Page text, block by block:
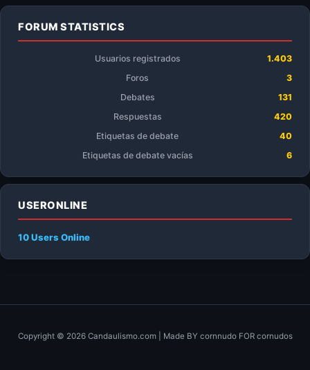
FORUM STATISTICS
Usuarios registrados
1.403
Foros
3
Debates
131
Respuestas
420
Etiquetas de debate
40
Etiquetas de debate vacías
6
USERONLINE
10 Users Online
Copyright © 2026 Candaulismo.com | Made BY cornnudo FOR cornudos